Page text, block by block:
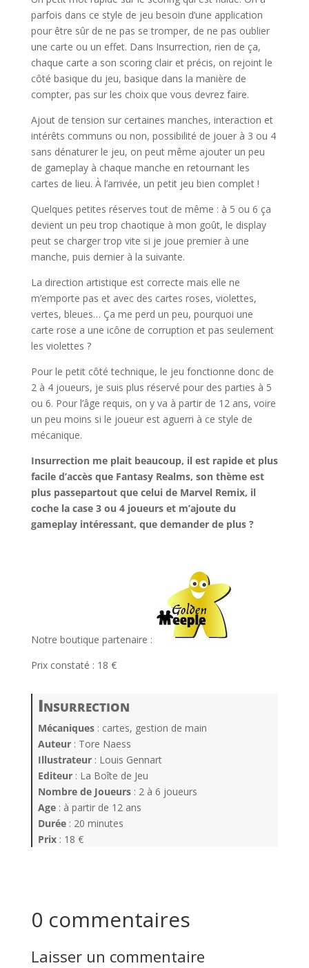
parfois dans ce style de jeu besoin d’une application
pour être sûr de ne pas se tromper, de ne pas oublier
une carte ou un effet. Dans Insurrection, rien de ça,
chaque carte a son scoring clair et précis, on rejoint le
côté basique du jeu, basique dans la manière de
compter, pas sur les choix que vous devrez faire.
Ajout de tension sur certaines manches, interaction et
intérêts communs ou non, possibilité de jouer à 3 ou 4
sans dénaturer le jeu, on peut même ajouter un peu
de gameplay à chaque manche en retournant les
cartes de lieu. À l’arrivée, un petit jeu bien complet !
Quelques petites réserves tout de même : à 5 ou 6 ça
devient un peu trop chaotique à mon goût, le display
peut se charger trop vite si je joue premier à une
manche, puis dernier à la suivante.
La direction artistique est correcte mais elle ne
m’emporte pas et avec des cartes roses, violettes,
vertes, bleues… Ça me perd un peu, pourquoi une
carte rose a une icône de corruption et pas seulement
les violettes ?
Pour le petit côté technique, le jeu fonctionne donc de
2 à 4 joueurs, je suis plus réservé pour des parties à 5
ou 6. Pour l’âge requis, on y va à partir de 12 ans, voire
un peu moins si le joueur est aguerri à ce style de
mécanique.
Insurrection me plait beaucoup, il est rapide et plus
facile d’accès que Fantasy Realms, son thème est
plus passepartout que celui de Marvel Remix, il
coche la case 3 ou 4 joueurs et m’ajoute du
gameplay intéressant, que demander de plus ?
Notre boutique partenaire :
Prix constaté : 18 €
Insurrection
Mécaniques: cartes, gestion de main
Auteur: Tore Naess
Illustrateur: Louis Gennart
Editeur: La Boîte de Jeu
Nombre de Joueurs: 2 à 6 joueurs
Age: à partir de 12 ans
Durée: 20 minutes
Prix: 18 €
0 commentaires
Laisser un commentaire